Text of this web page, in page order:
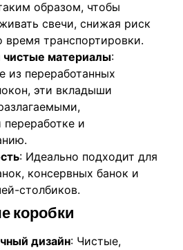
образом, чтобы
свечи, снижая риск
время транспортировки.
чистые материалы:
из переработанных
эти вкладыши
и
: Идеально подходит для
консервных банок и
столбиков.
коробки
дизайн: Чистые,